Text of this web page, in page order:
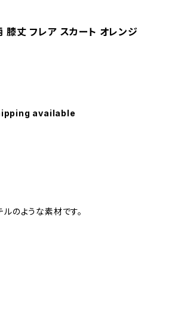
膝丈 フレア スカート オレンジ
available
のような素材です。